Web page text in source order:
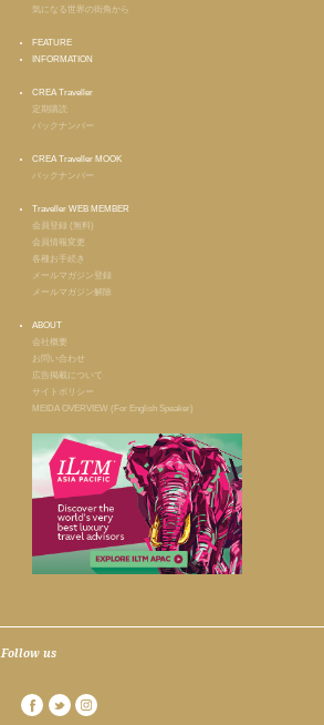
気になる世界の街角から
FEATURE
INFORMATION
CREA Traveller
定期購読
バックナンバー
CREA Traveller MOOK
バックナンバー
Traveller WEB MEMBER
会員登録 (無料)
会員情報変更
各種お手続き
メールマガジン登録
メールマガジン解除
ABOUT
会社概要
お問い合わせ
広告掲載について
サイトポリシー
MEIDA OVERVIEW (For English Speaker)
Follow us